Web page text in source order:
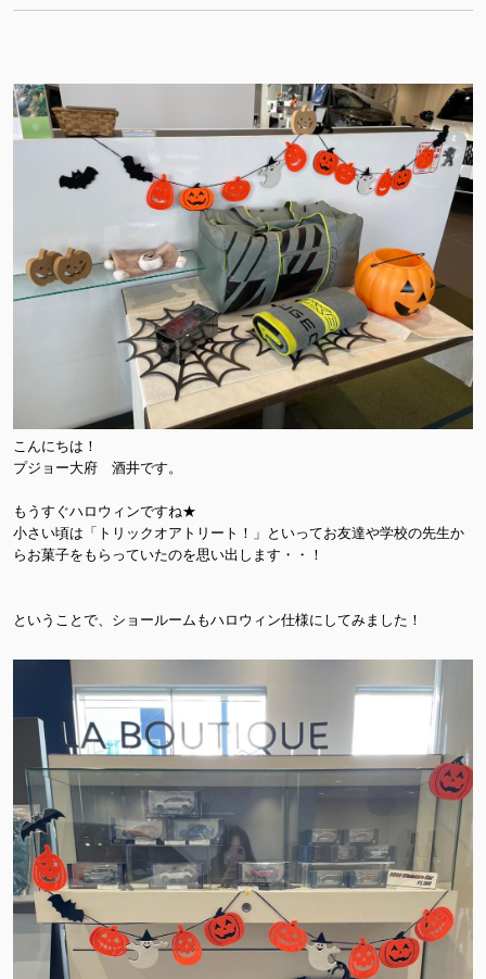
こんにちは！
プジョー大府 酒井です。
もうすぐハロウィンですね★
小さい頃は「トリックオアトリート！」といってお友達や学校の先生か
らお菓子をもらっていたのを思い出します・・！
ということで、ショールームもハロウィン仕様にしてみました！